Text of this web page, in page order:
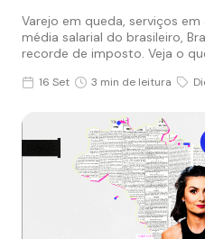
Varejo em queda, serviços
média salarial do brasileiro,
recorde de imposto. Veja o
16 Set 3 min de leitura